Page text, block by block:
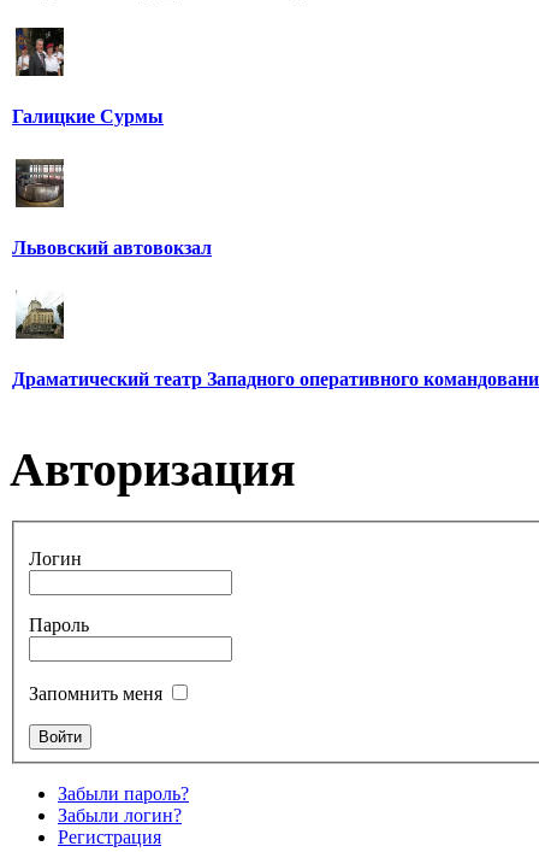
Галицкие Сурмы
Львовский автовокзал
Драматический театр Западного оперативного
Авторизация
Логин
Пароль
Запомнить меня
Забыли пароль?
Забыли логин?
Регистрация